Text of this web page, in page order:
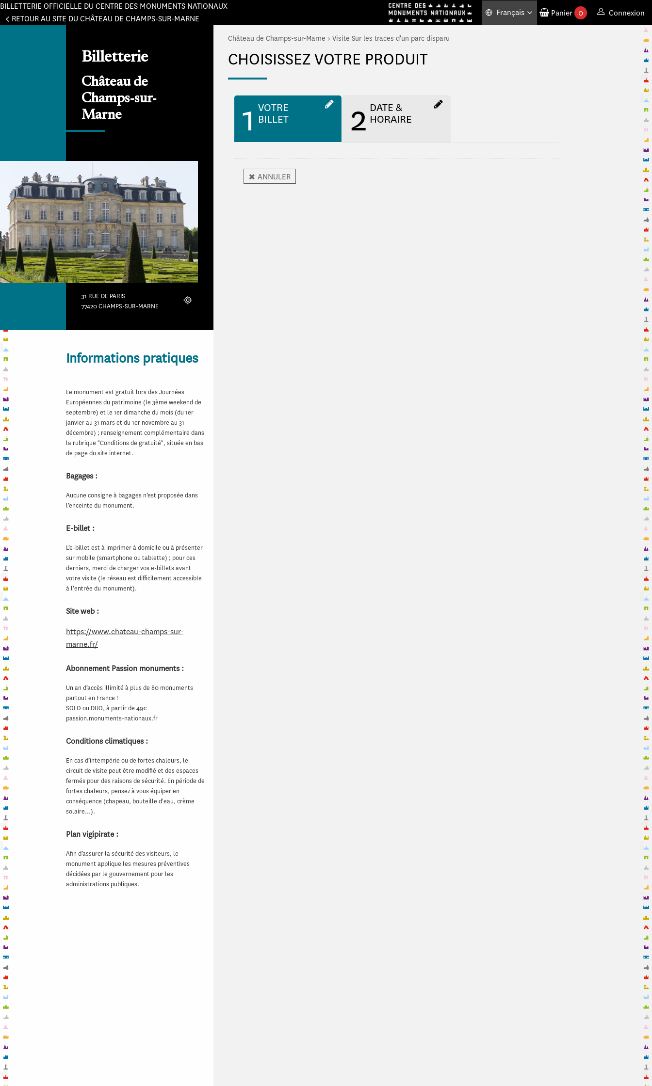
BILLETTERIE OFFICIELLE DU CENTRE DES MONUMENTS NATIONAUX
RETOUR AU SITE DU CHÂTEAU DE CHAMPS-SUR-MARNE
Français Panier 0 Connexion
Billetterie
Château de
Champs-sur-
Marne
31 RUE DE PARIS
77420 CHAMPS-SUR-MARNE
Localiser
Informations pratiques
Le monument est gratuit lors des Journées
Européennes du patrimoine (le 3ème weekend de
septembre) et le 1er dimanche du mois (du 1er
janvier au 31 mars et du 1er novembre au 31
décembre) ; renseignement complémentaire dans
la rubrique "Conditions de gratuité", située en bas
de page du site internet.
Bagages :
Aucune consigne à bagages n’est proposée dans
l’enceinte du monument.
E-billet :
L’e-billet est à imprimer à domicile ou à présenter
sur mobile (smartphone ou tablette) ; pour ces
derniers, merci de charger vos e-billets avant
votre visite (le réseau est difficilement accessible
à l'entrée du monument).
Site web :
https://www.chateau-champs-sur-
marne.fr/
Abonnement Passion monuments :
Un an d’accès illimité à plus de 80 monuments
partout en France !
SOLO ou DUO, à partir de 49€
passion.monuments-nationaux.fr
Conditions climatiques :
En cas d’intempérie ou de fortes chaleurs, le
circuit de visite peut être modifié et des espaces
fermés pour des raisons de sécurité. En période de
fortes chaleurs, pensez à vous équiper en
conséquence (chapeau, bouteille d'eau, crème
solaire…).
Plan vigipirate :
Afin d’assurer la sécurité des visiteurs, le
monument applique les mesures préventives
décidées par le gouvernement pour les
administrations publiques.
Château de Champs-sur-Marne > Visite Sur les traces d'un parc disparu
CHOISISSEZ VOTRE PRODUIT
1 VOTRE
BILLET
2 DATE &
HORAIRE
ANNULER
Panneau de gestion des cookies